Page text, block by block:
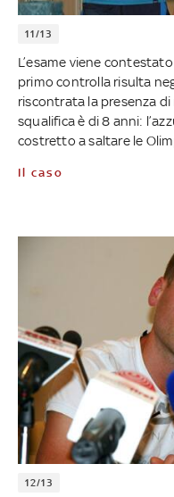
11/13
L’esame viene
primo controlla risulta
riscontrata la presenza
squalifica è di 8 anni:
costretto a saltare le
Il caso
12/13